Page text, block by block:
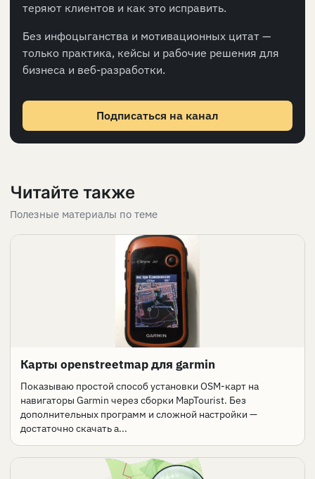
теряют клиентов и как это исправить.
Без инфоцыганства и мотивационных цитат —
только практика, кейсы и рабочие решения для
бизнеса и веб-разработки.
Подписаться на канал
Читайте также
Полезные материалы по теме
Карты openstreetmap для garmin
Показываю простой способ установки OSM-карт на
навигаторы Garmin через сборки MapTourist. Без
дополнительных программ и сложной настройки —
достаточно скачать а...